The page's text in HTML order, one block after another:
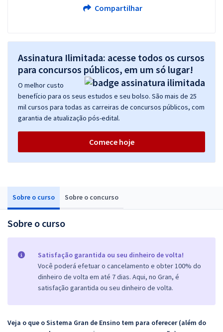
Sobre o curso Sobre o concurso
Sobre o curso
Satisfação garantida ou seu dinheiro de volta!
Você poderá efetuar o cancelamento e obter 100% do
dinheiro de volta em até 7 dias. Aqui, no Gran, é
satisfação garantida ou seu dinheiro de volta.
Veja o que o Sistema Gran de Ensino tem para oferecer (além do
Compartilhar
Assinatura Ilimitada: acesse todos os cursos
para concursos públicos, em um só lugar!
O melhor custo
benefício para os seus estudos e seu bolso. São mais de 25
mil cursos para todas as carreiras de concursos públicos, com
garantia de atualização pós-edital.
Comece hoje